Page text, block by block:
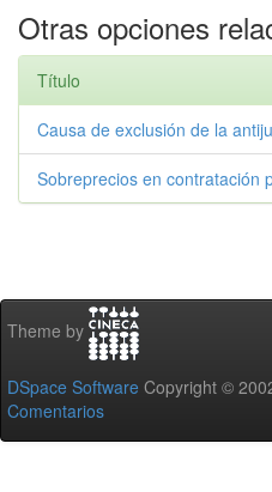
Otras opciones
Título
Causa de exclusión de la
Sobreprecios en contratación
Theme by
DSpace Software Copyright ©
Comentarios